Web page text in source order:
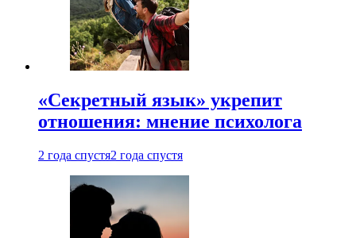
«Секретный язык» укрепит
отношения: мнение психолога
2 года спустя2 года спустя